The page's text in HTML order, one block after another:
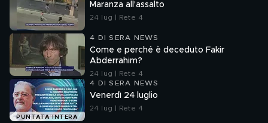
Maranza all'assalto
24 lug | Rete 4
4 DI SERA NEWS
Come e perché è deceduto Fakir
Abderrahim?
24 lug | Rete 4
PUNTATA INTERA
4 DI SERA NEWS
Venerdì 24 luglio
24 lug | Rete 4